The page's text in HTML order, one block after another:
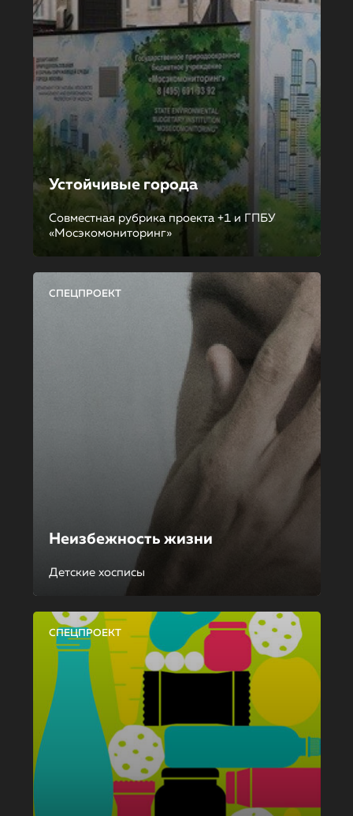
Устойчивые города
Совместная рубрика проекта +1 и ГПБУ
«Мосэкомониторинг»
СПЕЦПРОЕКТ
Неизбежность жизни
Детские хосписы
СПЕЦПРОЕКТ